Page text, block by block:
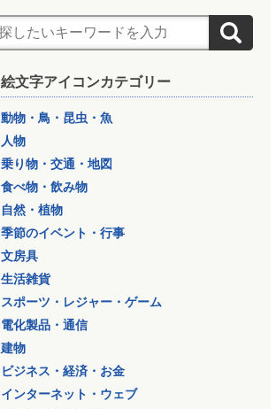
絵文字アイコンカテゴリー
動物・鳥・昆虫・魚
人物
乗り物・交通・地図
食べ物・飲み物
自然・植物
季節のイベント・行事
文房具
生活雑貨
スポーツ・レジャー・ゲーム
電化製品・通信
建物
ビジネス・経済・お金
インターネット・ウェブ